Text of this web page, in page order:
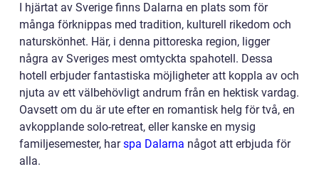
I hjärtat av Sverige finns Dalarna en plats som för
många förknippas med tradition, kulturell rikedom och
naturskönhet. Här, i denna pittoreska region, ligger
några av Sveriges mest omtyckta spahotell. Dessa
hotell erbjuder fantastiska möjligheter att koppla av och
njuta av ett välbehövligt andrum från en hektisk vardag.
Oavsett om du är ute efter en romantisk helg för två, en
avkopplande solo-retreat, eller kanske en mysig
familjesemester, harspa Dalarna något att erbjuda för
alla.